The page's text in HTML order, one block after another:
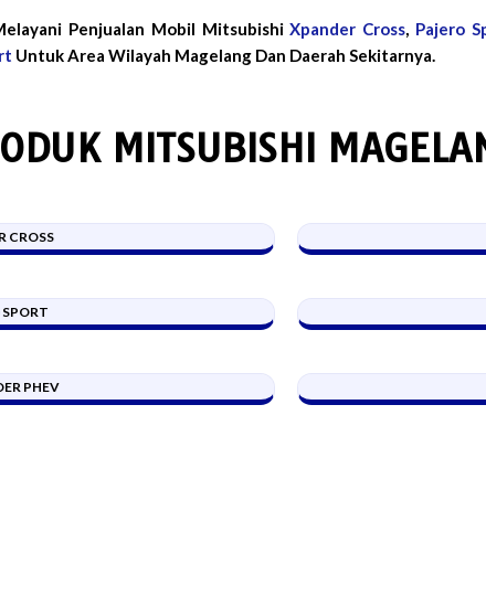
Penjualan Mobil MitsubishiXpander Cross Pajero
Untuk Area Wilayah Magelang Dan Daerah Sekitarnya.
MITSUBISHI
CROSS
SPORT
PHEV